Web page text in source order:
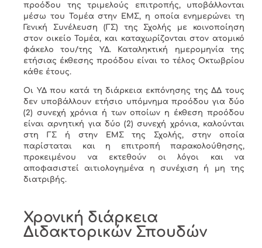
προόδου της τριμελούς επιτροπής, υποβάλλονται
μέσω του Τομέα στην ΕΜΣ, η οποία ενημερώνει τη
Γενική Συνέλευση (ΓΣ) της Σχολής με κοινοποίηση
στον οικείο Τομέα, και καταχωρίζονται στον ατομικό
φάκελο του/της ΥΔ. Καταληκτική ημερομηνία της
ετήσιας έκθεσης προόδου είναι το τέλος Οκτωβρίου
κάθε έτους.
Οι ΥΔ που κατά τη διάρκεια εκπόνησης της ΔΔ τους
δεν υποβάλλουν ετήσιο υπόμνημα προόδου για δύο
(2) συνεχή χρόνια ή των οποίων η έκθεση προόδου
είναι αρνητική για δύο (2) συνεχή χρόνια, καλούνται
στη ΓΣ ή στην ΕΜΣ της Σχολής, στην οποία
παρίσταται και η επιτροπή παρακολούθησης,
προκειμένου να εκτεθούν οι λόγοι και να
αποφασιστεί αιτιολογημένα η συνέχιση ή μη της
διατριβής.
Χρονική διάρκεια
Διδακτορικών Σπουδών